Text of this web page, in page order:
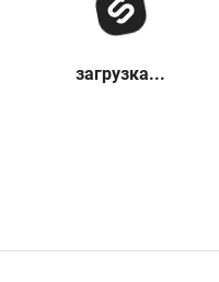
загрузка...